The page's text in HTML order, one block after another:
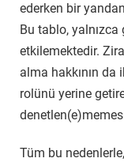
ederken bir
Bu tablo,
etkilemektedir.
alma hakkının
rolünü yerine
Tüm bu